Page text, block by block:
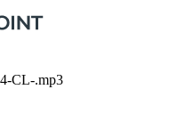
CL-.mp3